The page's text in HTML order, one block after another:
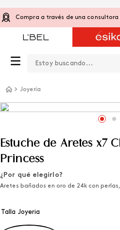
Compra a través de una consultora
Joyería
Estuche de Aretes x7
Princess
¿Por qué elegirlo?
Aretes bañados en oro de 24k con
Talla Joyeria